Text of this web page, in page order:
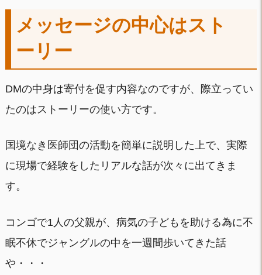
メッセージの中心はスト
ーリー
DMの中身は寄付を促す内容なのですが、際立ってい
たのはストーリーの使い方です。
国境なき医師団の活動を簡単に説明した上で、実際
に現場で経験をしたリアルな話が次々に出てきま
す。
コンゴで1人の父親が、病気の子どもを助ける為に不
眠不休でジャングルの中を一週間歩いてきた話
や・・・